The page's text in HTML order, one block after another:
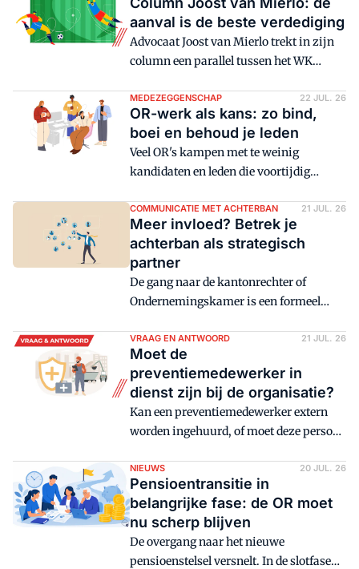
aanval is de beste verdediging
Advocaat Joost van Mierlo trekt in zijn
column een parallel tussen het WK
aanvallend spelen leidt volgens hem (in
beide gevallen) tot een beter resultaat
dan terugtrekken op de eigen helft en
hopen het te winnen op penalty's.
MEDEZEGGENSCHAP 22 JUL. 26
OR-werk als kans: zo bind,
boei en behoud je leden
Veel OR's kampen met te weinig
kandidaten en leden die voortijdig
van OR-werk met het eigen werk spelen
daarbij vaak een rol. Met binden, boeien
en behouden is daar veel aan te doen.
Hoe geeft de OR deze drie B's handen en
voeten?
COMMUNICATIE MET ACHTERBAN 21 JUL. 26
Meer invloed? Betrek je
achterban als strategisch
partner
De gang naar de kantonrechter of
Ondernemingskamer is een formeel
orde als de verhoudingen al ernstig
verstoord zijn. Meer invloed bouwt de
OR door de achterban strategisch te
betrekken en lastige discussies niet uit
de weg te gaan. Dat vraagt om een
structurele aanpak.
VRAAG EN ANTWOORD 21 JUL. 26
Moet de
preventiemedewerker in
dienst zijn bij de organisatie?
Kan een preventiemedewerker extern
worden ingehuurd, of moet deze persoon
Vraag & Antwoord beantwoorden
experts wekelijks een vraag over
medezeggenschap.
NIEUWS 20 JUL. 26
Pensioentransitie in
belangrijke fase: de OR moet
nu scherp blijven
De overgang naar het nieuwe
pensioenstelsel versnelt. In de slotfase